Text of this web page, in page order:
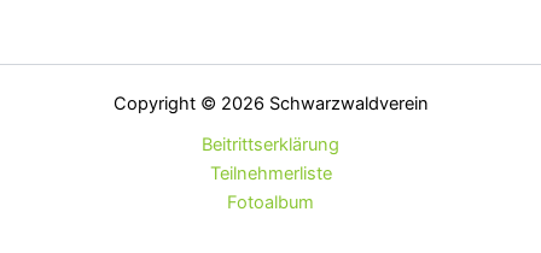
Copyright © 2026 Schwarzwaldverein
Beitrittserklärung
Teilnehmerliste
Fotoalbum